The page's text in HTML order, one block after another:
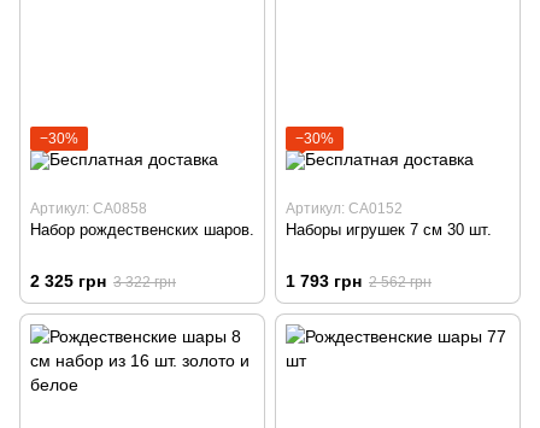
−30%
Артикул: CA0858
Набор рождественских шаров.
2 325 грн 3 322 грн
−30%
Артикул: CA0152
Наборы игрушек 7 см 30 шт.
1 793 грн 2 562 грн